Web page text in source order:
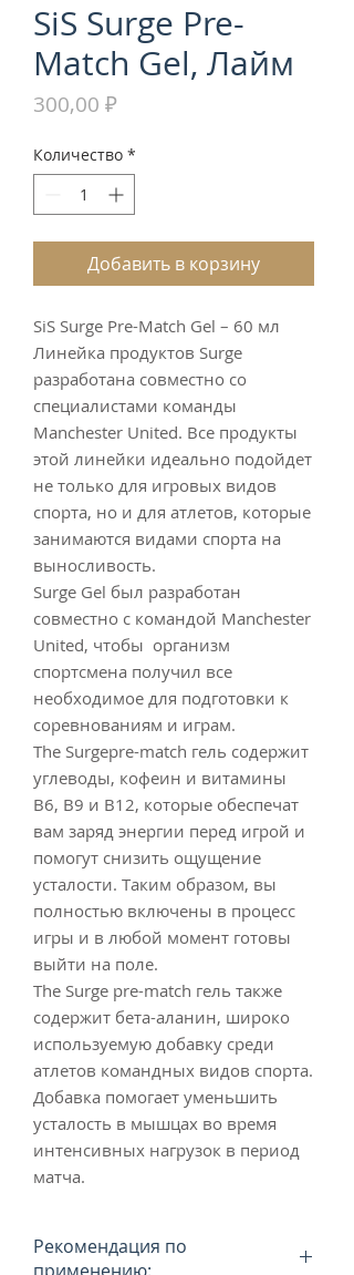
SiS Surge Pre-
Match Gel, Лайм
300,00 ₽Цена
Количество *
Добавить в корзину
SiS Surge Pre-Match Gel – 60 мл
Линейка продуктов Surge
разработана совместно со
специалистами команды
Manchester United. Все продукты
этой линейки идеально подойдет
не только для игровых видов
спорта, но и для атлетов, которые
занимаются видами спорта на
выносливость.
Surge Gel был разработан
совместно c командой Manchester
United, чтобы организм
спортсмена получил все
необходимое для подготовки к
соревнованиям и играм.
The Surgepre-match гель содержит
углеводы, кофеин и витамины
B6, B9 и B12, которые обеспечат
вам заряд энергии перед игрой и
помогут снизить ощущение
усталости. Таким образом, вы
полностью включены в процесс
игры и в любой момент готовы
выйти на поле.
The Surge pre-match гель также
содержит бета-аланин, широко
используемую добавку среди
атлетов командных видов спорта.
Добавка помогает уменьшить
усталость в мышцах во время
интенсивных нагрузок в период
матча.
Рекомендация по